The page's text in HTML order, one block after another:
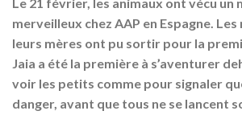
Le 21 février, les animaux ont vécu un
merveilleux chez AAP en Espagne.
leurs mères ont pu sortir pour la
Jaia a été la première à s’aventurer
voir les petits comme pour signaler
danger, avant que tous ne se lancent